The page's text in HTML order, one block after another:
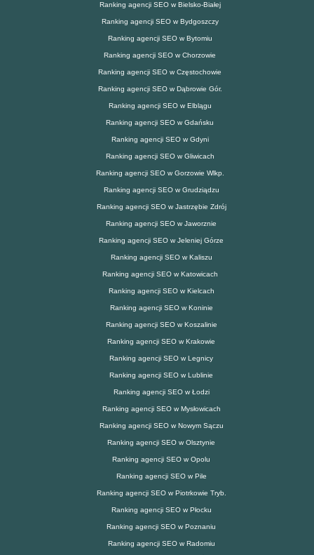
Ranking agencji SEO w Bielsko-Białej
Ranking agencji SEO w Bydgoszczy
Ranking agencji SEO w Bytomiu
Ranking agencji SEO w Chorzowie
Ranking agencji SEO w Częstochowie
Ranking agencji SEO w Dąbrowie Gór.
Ranking agencji SEO w Elblągu
Ranking agencji SEO w Gdańsku
Ranking agencji SEO w Gdyni
Ranking agencji SEO w Gliwicach
Ranking agencji SEO w Gorzowie Wlkp.
Ranking agencji SEO w Grudziądzu
Ranking agencji SEO w Jastrzębie Zdrój
Ranking agencji SEO w Jaworznie
Ranking agencji SEO w Jeleniej Górze
Ranking agencji SEO w Kaliszu
Ranking agencji SEO w Katowicach
Ranking agencji SEO w Kielcach
Ranking agencji SEO w Koninie
Ranking agencji SEO w Koszalinie
Ranking agencji SEO w Krakowie
Ranking agencji SEO w Legnicy
Ranking agencji SEO w Lublinie
Ranking agencji SEO w Łodzi
Ranking agencji SEO w Mysłowicach
Ranking agencji SEO w Nowym Sączu
Ranking agencji SEO w Olsztynie
Ranking agencji SEO w Opolu
Ranking agencji SEO w Pile
Ranking agencji SEO w Piotrkowie Tryb.
Ranking agencji SEO w Płocku
Ranking agencji SEO w Poznaniu
Ranking agencji SEO w Radomiu